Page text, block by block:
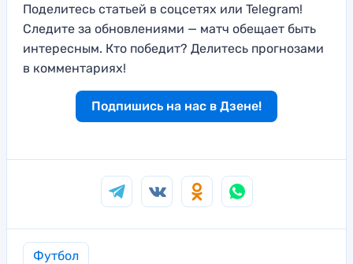
Поделитесь статьей в соцсетях или Telegram!
Следите за обновлениями — матч обещает быть
интересным. Кто победит? Делитесь прогнозами
в комментариях!
Подпишись на нас в Дзене!
Футбол